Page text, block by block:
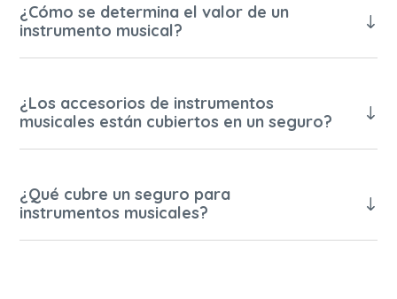
¿Cómo se determina el valor de un
instrumento musical?
¿Los accesorios de instrumentos
musicales están cubiertos en un seguro?
¿Qué cubre un seguro para
instrumentos musicales?